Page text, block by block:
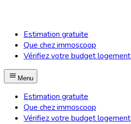
Estimation gratuite
Que chez immoscoop
Vérifiez votre budget logement
Menu
Estimation gratuite
Que chez immoscoop
Vérifiez votre budget logement